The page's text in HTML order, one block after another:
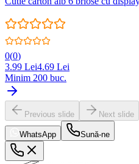
0(0)
3.99 Lei4.69 Lei
Minim 200 buc.
Previous slide Next slide
WhatsApp Sună-ne